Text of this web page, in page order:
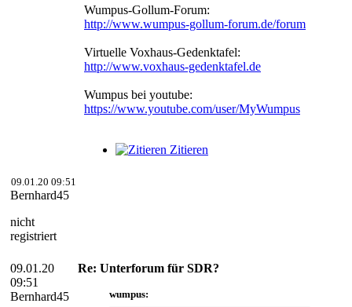
Wumpus-Gollum-Forum:
http://www.wumpus-gollum-forum.de/forum
Virtuelle Voxhaus-Gedenktafel:
http://www.voxhaus-gedenktafel.de
Wumpus bei youtube:
https://www.youtube.com/user/MyWumpus
Zitieren
09.01.20 09:51
Bernhard45
nicht
registriert
09.01.20
09:51
Bernhard45
Re: Unterforum für SDR?
wumpus: